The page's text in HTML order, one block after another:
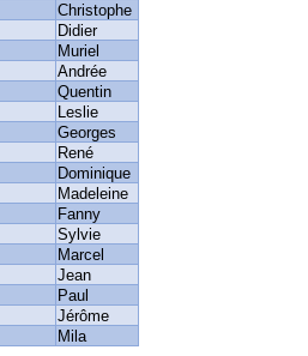
Christophe
Didier
Muriel
Andrée
Quentin
Leslie
Georges
René
Dominique
Madeleine
Fanny
Sylvie
Marcel
Jean
Paul
Jérôme
Mila